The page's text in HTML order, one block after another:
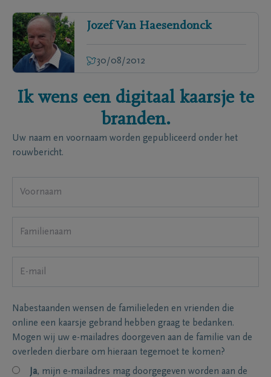
Jozef Van Haesendonck
30/08/2012
Ik wens een digitaal kaarsje te
branden.
Uw naam en voornaam worden gepubliceerd onder het
rouwbericht.
Nabestaanden wensen de familieleden en vrienden die
online een kaarsje gebrand hebben graag te bedanken.
Mogen wij uw e-mailadres doorgeven aan de familie van de
overleden dierbare om hieraan tegemoet te komen?
Ja, mijn e-mailadres mag doorgegeven worden aan de